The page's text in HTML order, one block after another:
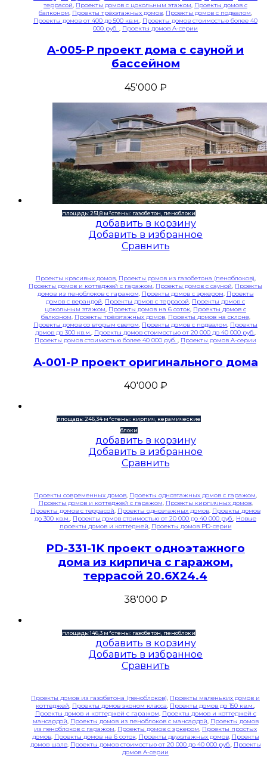
террасой Проекты домов с цокольным этажом Проекты домов с
балконом Проекты трёхэтажных домов Проекты домов с подвалом
Проекты домов от 400 до 500 кв.м.
Проекты домов стоимостью более 40
000 руб.
Проекты домов A-серии
A-005-P проект дома с сауной и
бассейном
45'000 ₽
площадь: 251,8 м²стены: газобетон, пеноблоки
добавить в корзину
Добавить в избранное
Сравнить
Проекты красивых домов, Проекты домов из газобетона (пеноблоков),
Проекты домов и коттеджей с гаражом, Проекты домов с сауной, Проекты
домов из пеноблоков с гаражом, Проекты домов с эркером, Проекты
домов с верандой, Проекты домов с террасой, Проекты домов с
цокольным этажом, Проекты домов на 6 соток, Проекты домов с
балконом, Проекты трёхэтажных домов, Проекты домов на склоне,
Проекты домов со вторым светом, Проекты домов с подвалом, Проекты
домов до 300 кв.м., Проекты домов стоимостью от 20 000 до 40 000 руб.,
Проекты домов стоимостью более 40 000 руб. , Проекты домов A-серии
A-001-P проект оригинального дома
40'000 ₽
площадь: 246,34 м²стены: кирпич, керамические
блоки
добавить в корзину
Добавить в избранное
Сравнить
Проекты современных домов, Проекты одноэтажных домов с гаражом,
Проекты домов и коттеджей с гаражом, Проекты кирпичных домов,
Проекты домов с террасой, Проекты одноэтажных домов, Проекты домов
до 300 кв.м., Проекты домов стоимостью от 20 000 до 40 000 руб., Новые
проекты домов и коттеджей, Проекты домов PD-серии
PD-331-1K проект одноэтажного
дома из кирпича с гаражом,
террасой 20.6Х24.4
38'000 ₽
площадь: 146,3 м²стены: газобетон, пеноблоки
добавить в корзину
Добавить в избранное
Сравнить
Проекты домов из газобетона (пеноблоков), Проекты маленьких домов и
коттеджей, Проекты домов эконом класса, Проекты домов до 150 кв.м.,
Проекты домов и коттеджей с гаражом, Проекты домов и коттеджей с
мансардой, Проекты домов из пеноблоков с мансардой, Проекты домов
из пеноблоков с гаражом, Проекты домов с эркером, Проекты простых
домов, Проекты домов на 6 соток, Проекты двухэтажных домов, Проекты
домов шале, Проекты домов стоимостью от 20 000 до 40 000 руб., Проекты
домов A-серии